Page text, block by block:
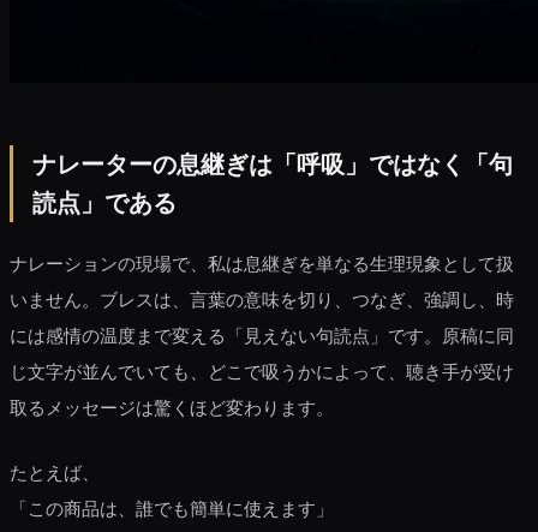
ナレーターの息継ぎは「呼吸」ではなく「句
読点」である
ナレーションの現場で、私は息継ぎを単なる生理現象として扱
いません。ブレスは、言葉の意味を切り、つなぎ、強調し、時
には感情の温度まで変える「見えない句読点」です。原稿に同
じ文字が並んでいても、どこで吸うかによって、聴き手が受け
取るメッセージは驚くほど変わります。
たとえば、
「この商品は、誰でも簡単に使えます」